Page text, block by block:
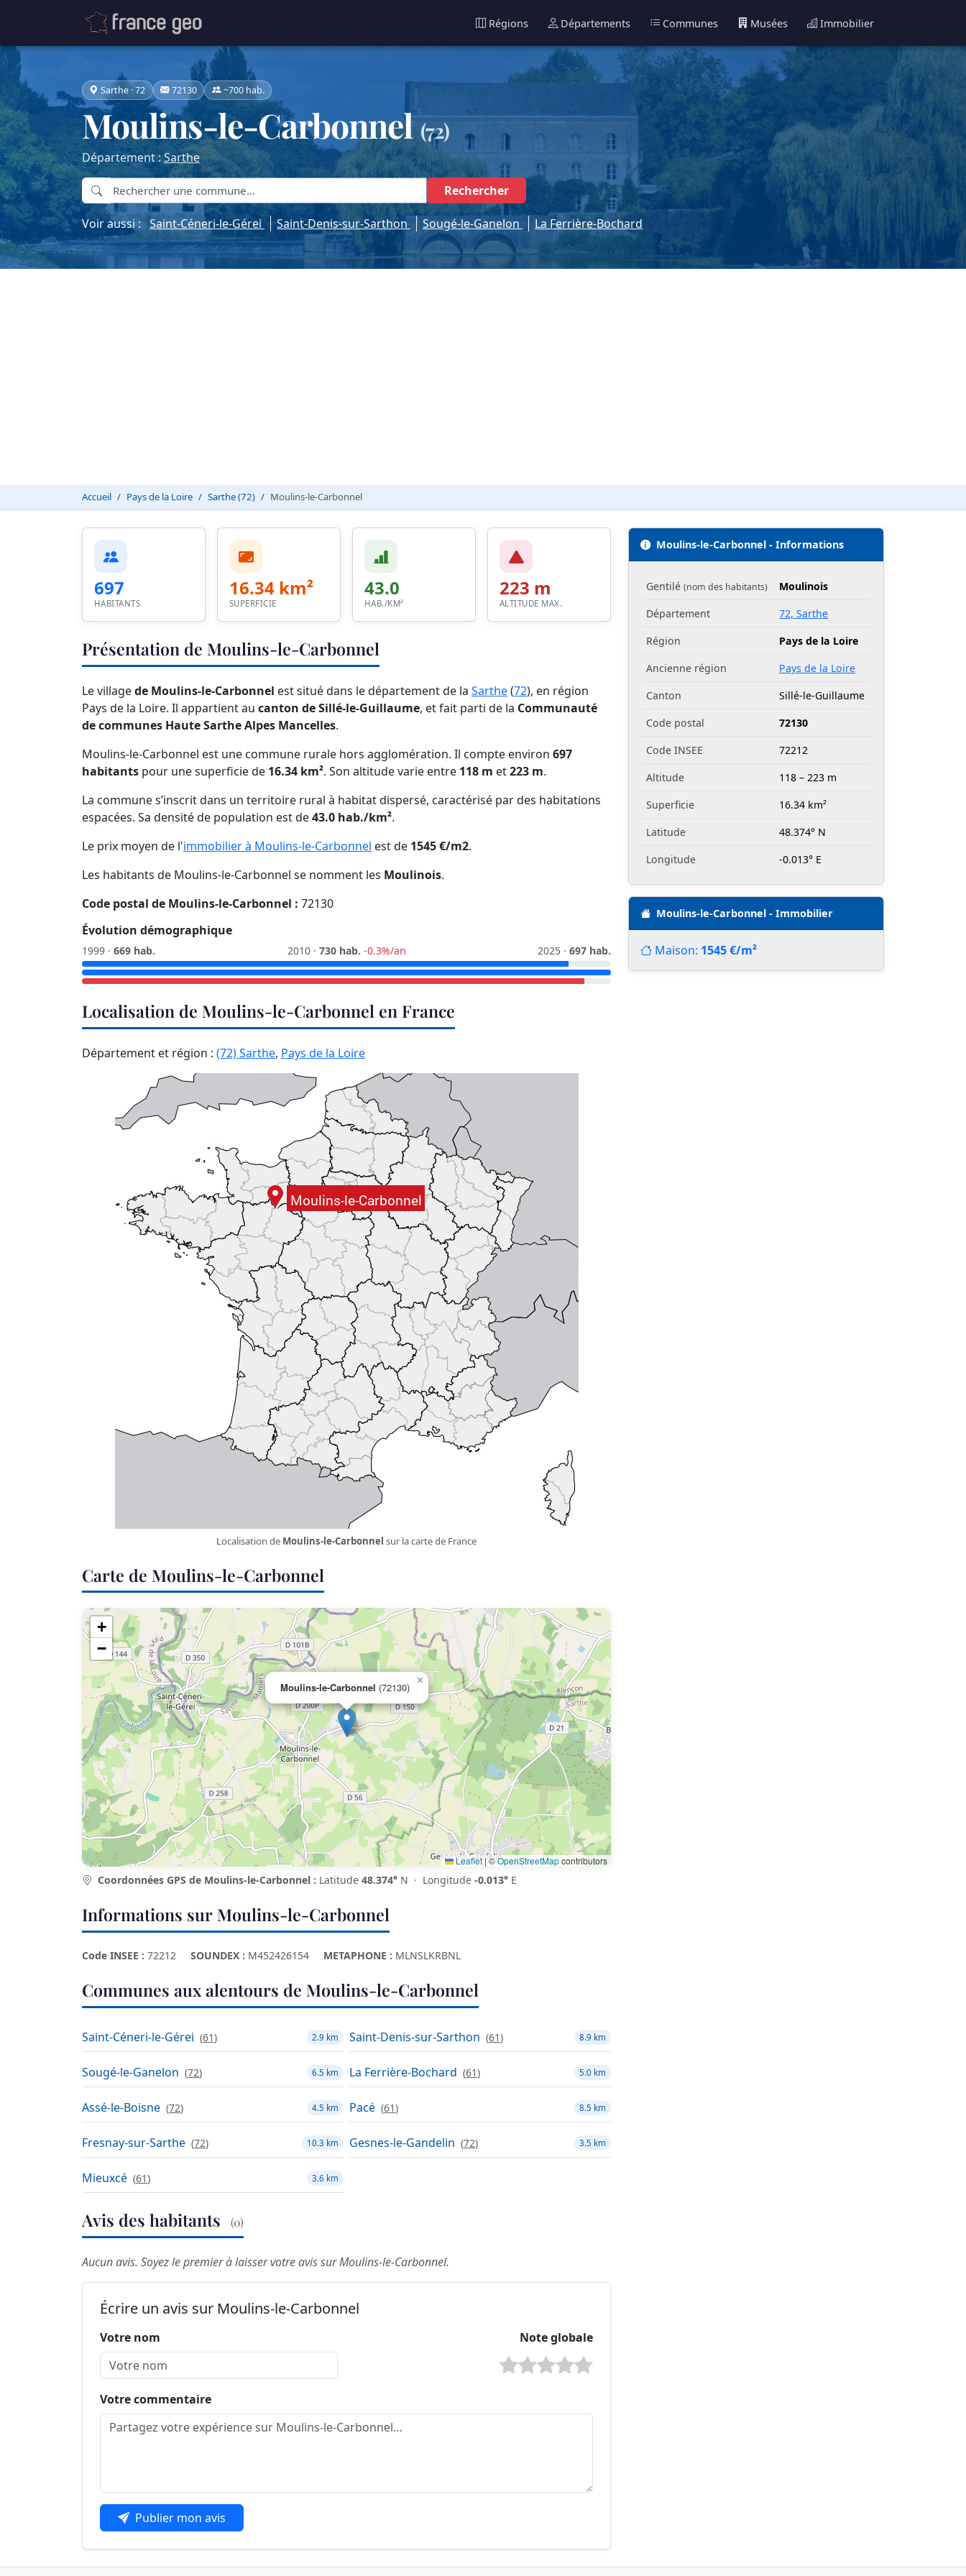
Régions Départements Communes Musées Immobilier
Sarthe · 72 72130 ~700 hab.
Moulins-le-Carbonnel(72)
Département :Sarthe
Rechercher
Voir aussi :Saint-Céneri-le-Gérei Saint-Denis-sur-Sarthon Sougé-le-Ganelon La Ferrière-Bochard
Accueil Pays de la Loire Sarthe (72) Moulins-le-Carbonnel
697
HABITANTS
16.34 km²
SUPERFICIE
43.0
HAB./KM²
223 m
ALTITUDE MAX.
Présentation de Moulins-le-Carbonnel
Le villagede Moulins-le-Carbonnel est situé dans le département de la Sarthe(72), en région
Pays de la Loire. Il appartient au canton de Sillé-le-Guillaume, et fait parti de la Communauté
de communes Haute Sarthe Alpes Mancelles.
Moulins-le-Carbonnel est une commune rurale hors agglomération. Il compte environ 697
habitants pour une superficie de 16.34 km². Son altitude varie entre 118 m et223 m.
La commune s’inscrit dans un territoire rural à habitat dispersé, caractérisé par des habitations
espacées. Sa densité de population est de43.0 hab./km².
Le prix moyen de l'immobilier à Moulins-le-Carbonnel est de 1545 €/m2.
Les habitants de Moulins-le-Carbonnel se nomment les Moulinois.
Code postal de Moulins-le-Carbonnel : 72130
Évolution démographique
1999 · 669 hab. 2010 · 730 hab. -0.3%/an 2025 · 697 hab.
Localisation de Moulins-le-Carbonnel en France
Département et région : (72) Sarthe, Pays de la Loire
Localisation de Moulins-le-Carbonnel sur la carte de France
Carte de Moulins-le-Carbonnel
Moulins-le-Carbonnel (72130)
×
+
−
Leaflet|©OpenStreetMapcontributors
Coordonnées GPS de Moulins-le-Carbonnel : Latitude 48.374° N · Longitude -0.013° E
Informations sur Moulins-le-Carbonnel
Code INSEE : 72212 SOUNDEX : M452426154 METAPHONE : MLNSLKRBNL
Communes aux alentours de Moulins-le-Carbonnel
Saint-Céneri-le-Gérei (61) 2.9 km Saint-Denis-sur-Sarthon (61) 8.9 km
Sougé-le-Ganelon (72) 6.5 km La Ferrière-Bochard (61) 5.0 km
Assé-le-Boisne (72) 4.5 km Pacé (61) 8.5 km
Fresnay-sur-Sarthe (72) 10.3 km Gesnes-le-Gandelin (72) 3.5 km
Mieuxcé (61) 3.6 km
Avis des habitants (0)
Aucun avis. Soyez le premier à laisser votre avis sur Moulins-le-Carbonnel.
Écrire un avis sur Moulins-le-Carbonnel
Votre nom Note globale
Votre commentaire
Publier mon avis
Moulins-le-Carbonnel - Informations
Gentilé (nom des habitants)
Moulinois
Département
72, Sarthe
Région
Pays de la Loire
Ancienne région
Pays de la Loire
Canton
Sillé-le-Guillaume
Code postal
72130
Code INSEE
72212
Altitude
118 – 223 m
Superficie
16.34 km²
Latitude
48.374° N
Longitude
-0.013° E
Moulins-le-Carbonnel - Immobilier
Maison: 1545 €/m²